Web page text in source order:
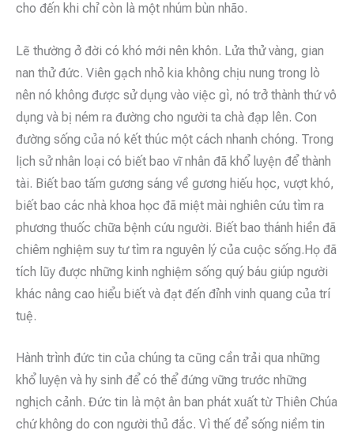
cho đến khi chỉ còn là một nhúm bùn nhão.
Lẽ thường ở đời có khó mới nên khôn. Lửa thử vàng, gian
nan thử đức. Viên gạch nhỏ kia không chịu nung trong lò
nên nó không được sử dụng vào việc gì, nó trở thành thứ vô
dụng và bị ném ra đường cho người ta chà đạp lên. Con
đường sống của nó kết thúc một cách nhanh chóng. Trong
lịch sử nhân loại có biết bao vĩ nhân đã khổ luyện để thành
tài. Biết bao tấm gương sáng về gương hiếu học, vượt khó,
biết bao các nhà khoa học đã miệt mài nghiên cứu tìm ra
phương thuốc chữa bệnh cứu người. Biết bao thánh hiền đã
chiêm nghiệm suy tư tìm ra nguyên lý của cuộc sống.Họ đã
tích lũy được những kinh nghiệm sống quý báu giúp người
khác nâng cao hiểu biết và đạt đến đỉnh vinh quang của trí
tuệ.
Hành trình đức tin của chúng ta cũng cần trải qua những
khổ luyện và hy sinh để có thể đứng vững trước những
nghịch cảnh. Đức tin là một ân ban phát xuất từ Thiên Chúa
chứ không do con người thủ đắc. Vì thế để sống niềm tin